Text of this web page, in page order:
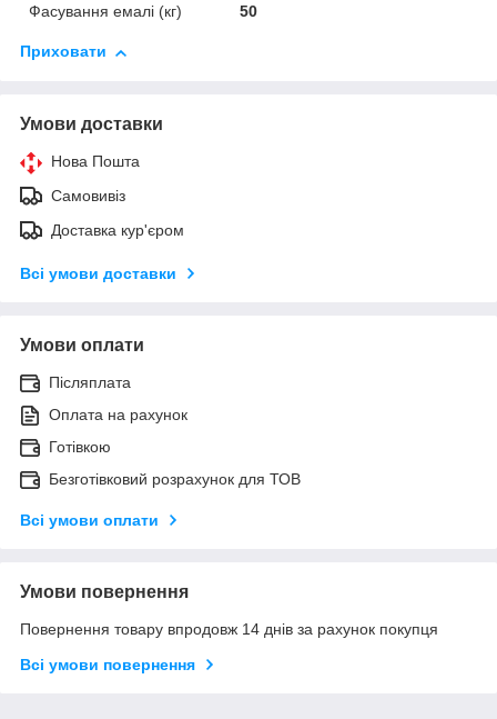
Фасування емалі (кг)
50
Приховати
Умови доставки
Нова Пошта
Самовивіз
Доставка кур'єром
Всі умови доставки
Умови оплати
Післяплата
Оплата на рахунок
Готівкою
Безготівковий розрахунок для ТОВ
Всі умови оплати
Умови повернення
Повернення товару впродовж 14 днів за рахунок покупця
Всі умови повернення